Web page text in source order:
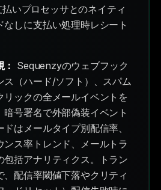
いプロセッサとのネイティ
しに支払い処理時レシート
Sequenzyのウェブフック
ス（ハード/ソフト）、スパム
リックの全メールイベントを
暗号署名で外部偽装イベント
はメールタイプ別配信率、
ンス率トレンド、メールトラ
包括アナリティクス。トラン
配信率閾値下落やクリティ